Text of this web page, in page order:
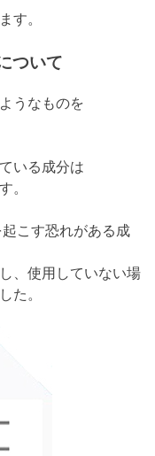
す。
ついて
うなものを
いる成分は
。
こす恐れがある成
、使用していない場
た。